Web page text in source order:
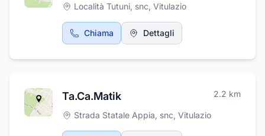
Località Tutuni, snc, Vitulazio
Chiama Dettagli
Ta.Ca.Matik 2.2 km
Strada Statale Appia, snc, Vitulazio